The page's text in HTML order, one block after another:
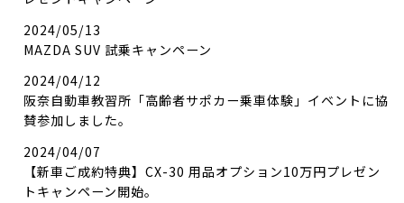
2024/05/13
MAZDA SUV 試乗キャンペーン
2024/04/12
阪奈自動車教習所「高齢者サポカー乗車体験」イベントに協
賛参加しました。
2024/04/07
【新車ご成約特典】CX-30 用品オプション10万円プレゼン
トキャンペーン開始。